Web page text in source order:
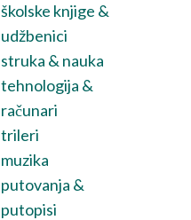
školske knjige &
udžbenici
struka & nauka
tehnologija &
računari
trileri
muzika
putovanja &
putopisi